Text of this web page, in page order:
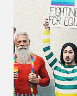
:
la
contestation
de
la
politique